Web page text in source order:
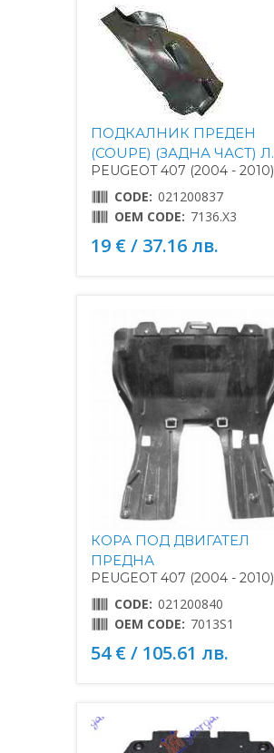
ПОДКАЛНИК ПРЕДЕН
(COUPE) (ЗАДНА ЧАСТ) Л.
PEUGEOT 407 (2004 - 2010)
CODE: 021200837
OEM CODE: 7136.X3
19 € / 37.16 лв.
КОРА ПОД ДВИГАТЕЛ
ПРЕДНА
PEUGEOT 407 (2004 - 2010)
CODE: 021200840
OEM CODE: 7013S1
54 € / 105.61 лв.